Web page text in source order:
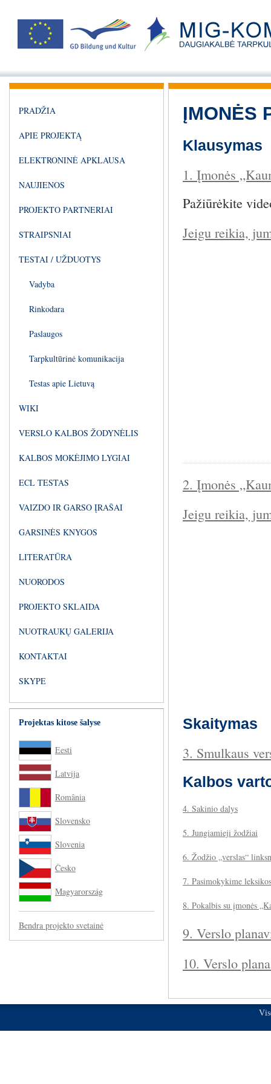
PRADŽIA
APIE PROJEKTĄ
ELEKTRONINĖ APKLAUSA
NAUJIENOS
PROJEKTO PARTNERIAI
STRAIPSNIAI
TESTAI / UŽDUOTYS
Vadyba
Rinkodara
Paslaugos
Tarpkultūrinė komunikacija
Testas apie Lietuvą
WIKI
VERSLO KALBOS ŽODYNĖLIS
KALBOS MOKĖJIMO LYGIAI
ECL TESTAS
VAIZDO IR GARSO ĮRAŠAI
GARSINĖS KNYGOS
LITERATŪRA
NUORODOS
PROJEKTO SKLAIDA
NUOTRAUKŲ GALERIJA
KONTAKTAI
SKYPE
Projektas kitose šalyse
Eesti
Latvija
România
Slovensko
Slovenia
Česko
Magyarország
Bendra projekto svetainė
ĮMONĖS
Klausymas
1. Įmonės
Pažiūrėkite
Jeigu reikia,
2. Įmonės
Jeigu reikia,
Skaitymas
3. Smulkaus
Kalbos
4. Sakinio dalys
5. Jungiamieji žodžiai
6. Žodžio „verslas“
7. Pasimokykime leksikos
8. Pokalbis su įmonės
9. Verslo
10. Verslo